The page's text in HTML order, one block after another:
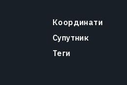
Координати
Супутник
Теги